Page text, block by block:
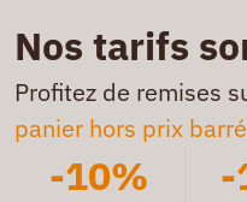
Nos tarifs
Profitez de remises
panier hors prix
-10% -